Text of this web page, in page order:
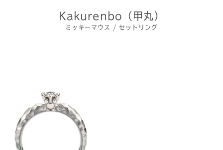
Kakurenbo（甲丸）
ミッキーマウス / セットリング